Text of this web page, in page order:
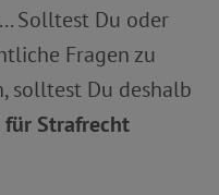
Solltest Du oder
Fragen zu
solltest Du deshalb
für Strafrecht